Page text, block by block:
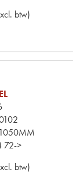
btw)
72->
btw)